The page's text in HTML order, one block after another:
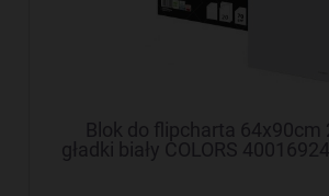
Blok do flipcharta 64x90cm
gładki biały COLORS